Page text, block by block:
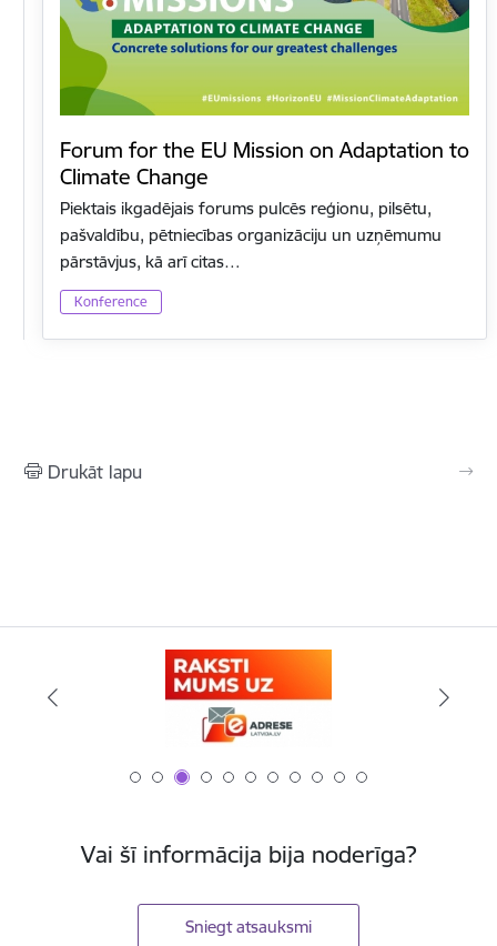
Forum for the EU Mission on Adaptation to
Climate Change
Piektais ikgadējais forums pulcēs reģionu, pilsētu,
pašvaldību, pētniecības organizāciju un uzņēmumu
pārstāvjus, kā arī citas…
Konference
Drukāt lapu
Vai šī informācija bija noderīga?
Sniegt atsauksmi